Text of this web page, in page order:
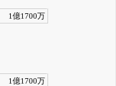
1億1700万
1億1700万